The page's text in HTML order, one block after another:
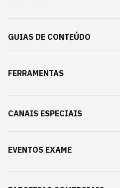
GUIAS DE CONTEÚDO
FERRAMENTAS
CANAIS ESPECIAIS
EVENTOS EXAME